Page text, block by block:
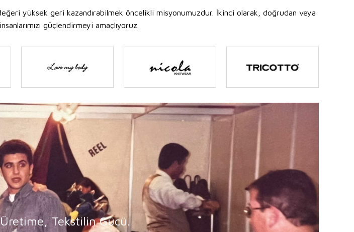
yüksek geri kazandırabilmek öncelikli misyonumuzdur. İkinci olarak, doğrudan veya
güçlendirmeyi amaçlıyoruz.
Tekstilin Gücü.